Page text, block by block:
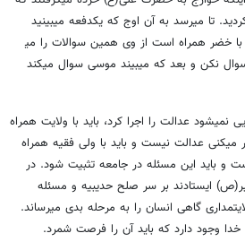
تا می​رسد به آن اوج که یکدفعه می​بینید
خضر همراه است از وی همین سوالات را می​
نکن و بعد که می​بیند موسی سوال می​کند
نمی​شود عدالت را اجرا کرد، باید با ولایت همراه
می​کنی عدالت نیست و باید با ولی فقیه همراه
و باید این مسئله در جامعه تثبیت شود. در
ایستادند بر سر صلح حدیبیه و مسئله
گاهی انسان را به مرحله بدی می​رساند.
وجود دارد که باید آن را فرصت شمرد.